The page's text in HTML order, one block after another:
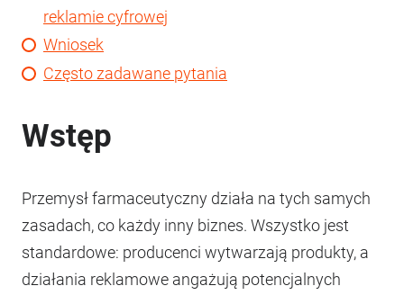
reklamie cyfrowej
Wniosek
Często zadawane pytania
Wstęp
Przemysł farmaceutyczny działa na tych samych
zasadach, co każdy inny biznes. Wszystko jest
standardowe: producenci wytwarzają produkty, a
działania reklamowe angażują potencjalnych